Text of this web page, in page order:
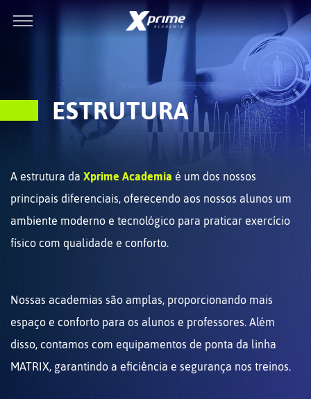
ESTRUTURA
A estrutura da Xprime Academia é um dos nossos
principais diferenciais, oferecendo aos nossos alunos um
ambiente moderno e tecnológico para praticar exercício
físico com qualidade e conforto.
Nossas academias são amplas, proporcionando mais
espaço e conforto para os alunos e professores. Além
disso, contamos com equipamentos de ponta da linha
MATRIX, garantindo a eficiência e segurança nos treinos.